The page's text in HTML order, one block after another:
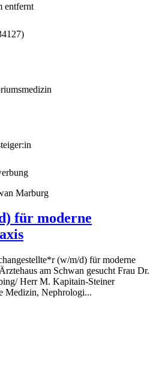
entfernt
)
Marburg
für moderne
(w/m/d) für moderne
am Schwan gesucht Frau Dr.
Herr M. Kapitain-Steiner
Medizin, Nephrologi...